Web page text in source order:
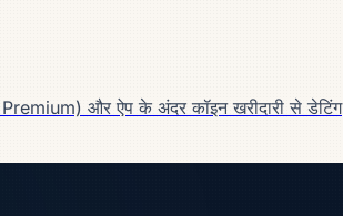
और ऐप के अंदर कॉइन खरीदारी से डेटिंग